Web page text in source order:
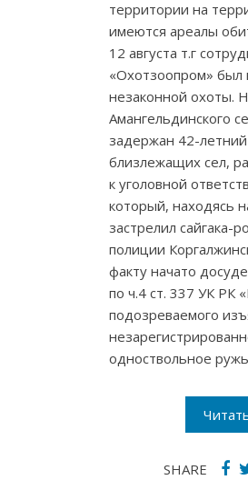
территории на
имеются ареалы
12 августа т.г
«Охотзоопром» был
незаконной охоты.
Амангельдинского
задержан 42-
близлежащих сел,
к уголовной
который, находясь
застрелил сайгака-
полиции
факту начато
по ч.4 ст. 337 УК РК
подозреваемого
одноствольное
SHARE